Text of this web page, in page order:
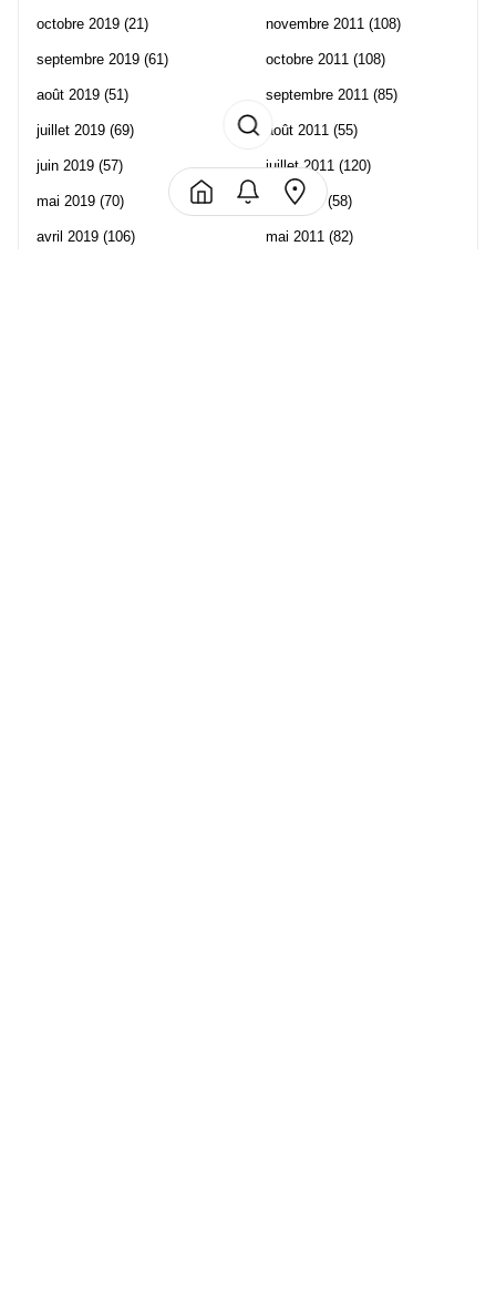
octobre 2019 (21)
septembre 2019 (61)
août 2019 (51)
juillet 2019 (69)
juin 2019 (57)
mai 2019 (70)
avril 2019 (106)
novembre 2011 (108)
octobre 2011 (108)
septembre 2011 (85)
août 2011 (55)
juillet 2011 (120)
juin 2011(58)
mai 2011 (82)